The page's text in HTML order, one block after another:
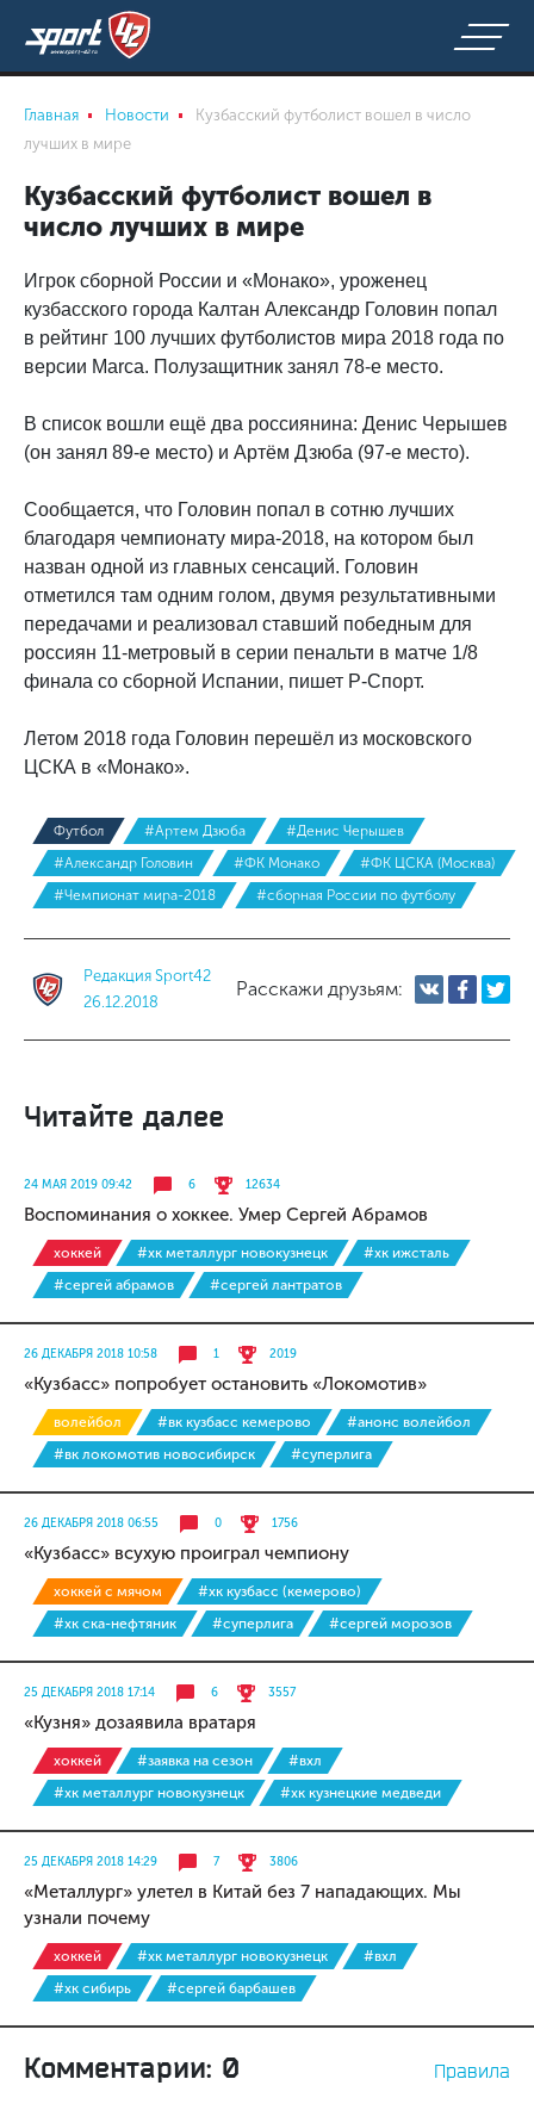
Главная Новости
Кузбасский футболист вошел в число
лучших в мире
Кузбасский футболист вошел в
число лучших в мире
Игрок сборной России и «Монако», уроженец
кузбасского города Калтан Александр Головин попал
в рейтинг 100 лучших футболистов мира 2018 года по
версии Marca. Полузащитник занял 78-е место.
В список вошли ещё два россиянина: Денис Черышев
(он занял 89-е место) и Артём Дзюба (97-е место).
Сообщается, что Головин попал в сотню лучших
благодаря чемпионату мира-2018, на котором был
назван одной из главных сенсаций. Головин
отметился там одним голом, двумя результативными
передачами и реализовал ставший победным для
россиян 11-метровый в серии пенальти в матче 1/8
финала со сборной Испании, пишет Р-Спорт.
Летом 2018 года Головин перешёл из московского
ЦСКА в «Монако».
Футбол #Артем Дзюба
#Денис Черышев
#Александр Головин
#ФК Монако
#ФК ЦСКА (Москва)
#Чемпионат мира-2018
#сборная России по футболу
Редакция Sport42
26.12.2018
Расскажи друзьям:
Читайте далее
24 МАЯ 2019 09:42 6 12634
Воспоминания о хоккее. Умер Сергей Абрамов
хоккей #хк металлург новокузнецк
#хк ижсталь
#сергей абрамов
#сергей лантратов
26 ДЕКАБРЯ 2018 10:58 1 2019
«Кузбасс» попробует остановить «Локомотив»
волейбол #вк кузбасс кемерово
#анонс волейбол
#вк локомотив новосибирск
#суперлига
26 ДЕКАБРЯ 2018 06:55 0 1756
«Кузбасс» всухую проиграл чемпиону
хоккей с мячом
#хк кузбасс (кемерово)
#хк ска-нефтяник
#суперлига #сергей морозов
25 ДЕКАБРЯ 2018 17:14 6 3557
«Кузня» дозаявила вратаря
хоккей #заявка на сезон
#вхл
#хк металлург новокузнецк
#хк кузнецкие медведи
25 ДЕКАБРЯ 2018 14:29 7 3806
«Металлург» улетел в Китай без 7 нападающих. Мы
узнали почему
хоккей #хк металлург новокузнецк
#вхл
#хк сибирь
#сергей барбашев
Комментарии: 0 Правила